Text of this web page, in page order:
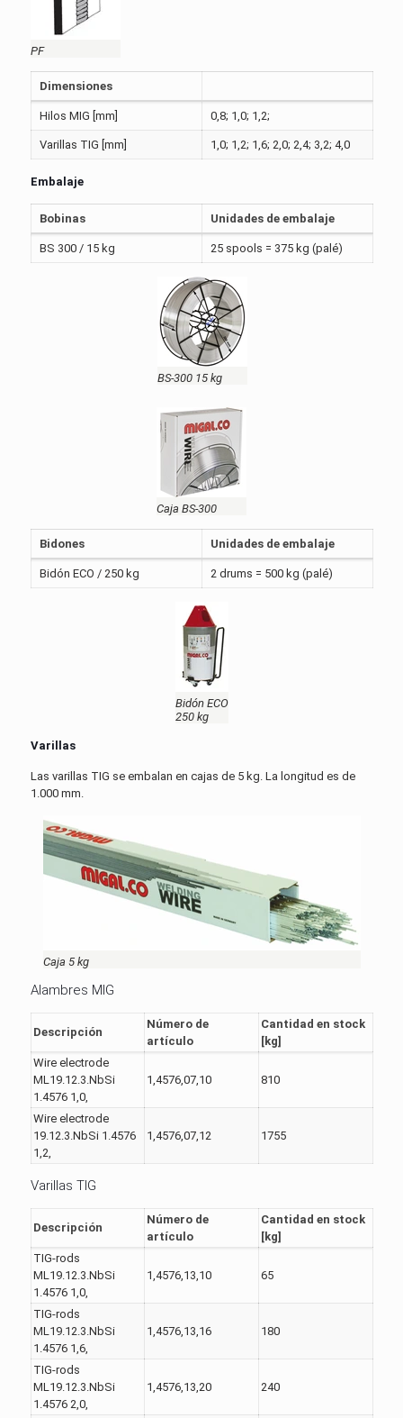
PF
Dimensiones
Hilos MIG [mm] 0,8; 1,0; 1,2;
Varillas TIG [mm] 1,0; 1,2; 1,6; 2,0; 2,4; 3,2; 4,0
Embalaje
Bobinas Unidades de embalaje
BS 300 / 15 kg 25 spools = 375 kg (palé)
BS-300 15 kg
Caja BS-300
Bidones Unidades de embalaje
Bidón ECO / 250 kg 2 drums = 500 kg (palé)
Bidón ECO
250 kg
Varillas
Las varillas TIG se embalan en cajas de 5 kg. La longitud es de
1.000 mm.
Caja 5 kg
Alambres MIG
Descripción
Número de
artículo
Cantidad en stock
[kg]
Wire electrode
ML19.12.3.NbSi
1.4576 1,0,
1,4576,07,10 810
Wire electrode
19.12.3.NbSi 1.4576
1,2,
1,4576,07,12 1755
Varillas TIG
Descripción
Número de
artículo
Cantidad en stock
[kg]
TIG-rods
ML19.12.3.NbSi
1.4576 1,0,
1,4576,13,10 65
TIG-rods
ML19.12.3.NbSi
1.4576 1,6,
1,4576,13,16 180
TIG-rods
ML19.12.3.NbSi
1.4576 2,0,
1,4576,13,20 240